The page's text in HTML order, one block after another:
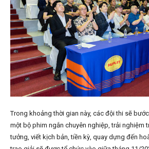
Trong khoảng thời gian này, các đội thi sẽ
một bộ phim ngắn chuyên nghiệp, trải nghiệm
tưởng, viết kịch bản, tiền kỳ, quay dựng đến